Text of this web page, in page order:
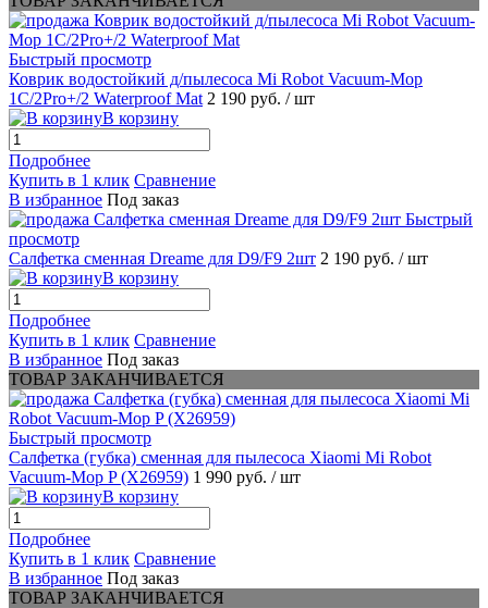
Быстрый просмотр
Коврик водостойкий д/пылесоса Mi Robot Vacuum-Mop
1C/2Pro+/2 Waterproof Mat 2 190 руб. / шт
В корзину
Подробнее
Купить в 1 клик Сравнение
В избранное Под заказ
Быстрый
просмотр
Салфетка сменная Dreame для D9/F9 2шт 2 190 руб. / шт
В корзину
Подробнее
Купить в 1 клик Сравнение
В избранное Под заказ
ТОВАР ЗАКАНЧИВАЕТСЯ
Быстрый просмотр
Салфетка (губка) сменная для пылесоса Xiaomi Mi Robot
Vacuum-Mop P (X26959) 1 990 руб. / шт
В корзину
Подробнее
Купить в 1 клик Сравнение
В избранное Под заказ
ТОВАР ЗАКАНЧИВАЕТСЯ